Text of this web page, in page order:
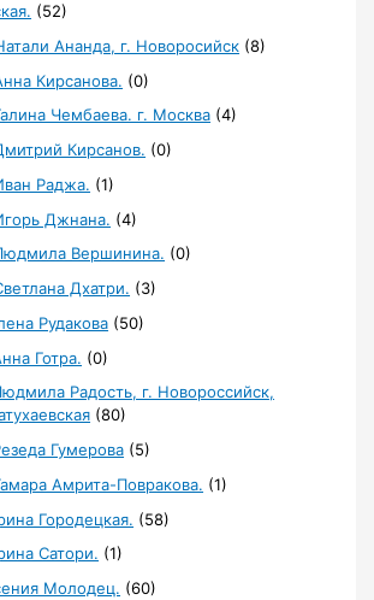
(52)
Ананда, г. Новоросийск (8)
Кирсанова. (0)
Чембаева. г. Москва (4)
Кирсанов. (0)
Раджа. (1)
Джнана. (4)
Вершинина. (0)
Дхатри. (3)
Рудакова (50)
Готра. (0)
Радость, г. Новороссийск,
(80)
Гумерова (5)
Амрита-Повракова. (1)
Городецкая. (58)
Сатори. (1)
Молодец. (60)